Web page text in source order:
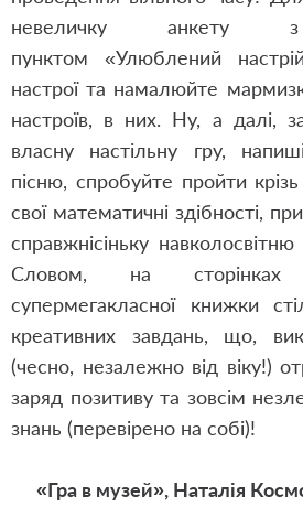
невеличку анкету
пунктом «Улюблений настрій
настрої та намалюйте
настроїв, в них. Ну, а далі,
власну настільну гру,
пісню, спробуйте пройти
свої математичні здібності,
справжнісіньку
Словом, на сторінках
супермегакласної книжки
креативних завдань, що,
(чесно, незалежно від віку!)
заряд позитиву та зовсім
знань (перевірено на собі)!
«Гра в музей», Наталія